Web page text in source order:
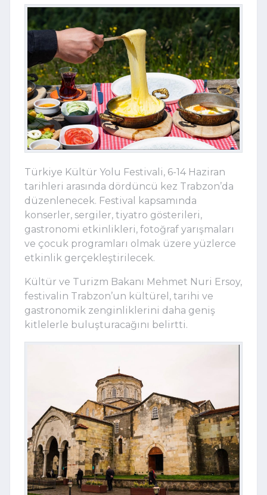
Türkiye Kültür Yolu Festivali, 6-14 Haziran
tarihleri arasında dördüncü kez Trabzon’da
düzenlenecek. Festival kapsamında
konserler, sergiler, tiyatro gösterileri,
gastronomi etkinlikleri, fotoğraf yarışmaları
ve çocuk programları olmak üzere yüzlerce
etkinlik gerçekleştirilecek.
Kültür ve Turizm Bakanı Mehmet Nuri Ersoy,
festivalin Trabzon’un kültürel, tarihi ve
gastronomik zenginliklerini daha geniş
kitlelerle buluşturacağını belirtti.